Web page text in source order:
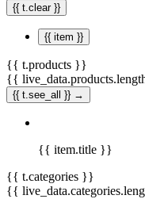
{{ t.clear }}
{{ item }}
{{ t.products }}
{{
{{ t.see_all }} →
{{ item.title }}
{{ t.categories }}
{{